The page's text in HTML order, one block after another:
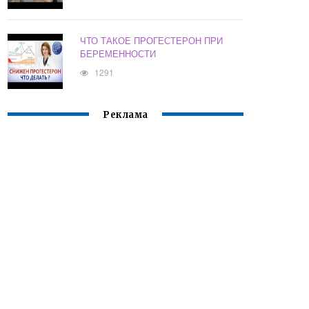
ЧТО ТАКОЕ ПРОГЕСТЕРОН ПРИ
БЕРЕМЕННОСТИ
1291
Реклама